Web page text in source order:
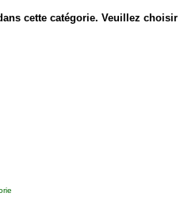
cette catégorie. Veuillez